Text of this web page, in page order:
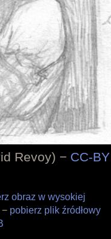
Revoy) − CC-BY
obraz w wysokiej
− pobierz plik źródłowy